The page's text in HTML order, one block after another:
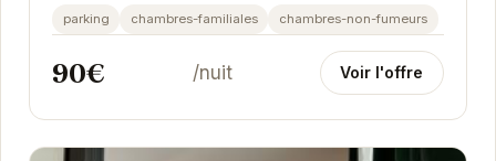
Gérardmer.
parking chambres-familiales chambres-non-fumeurs
90€ /nuit Voir l'offre